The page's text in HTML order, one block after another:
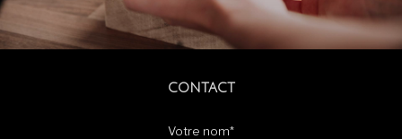
CONTACT
Votre nom*